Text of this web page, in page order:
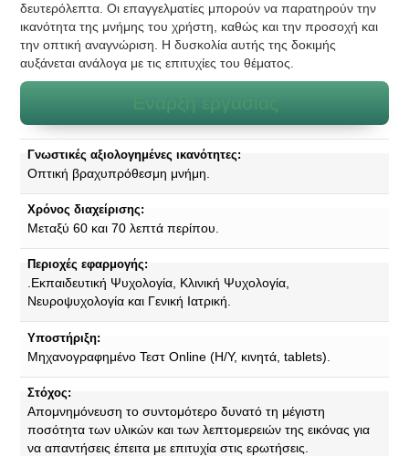
δευτερόλεπτα. Οι επαγγελματίες μπορούν να παρατηρούν την
ικανότητα της μνήμης του χρήστη, καθώς και την προσοχή και
την οπτική αναγνώριση. Η δυσκολία αυτής της δοκιμής
αυξάνεται ανάλογα με τις επιτυχίες του θέματος.
Γνωστικές αξιολογημένες ικανότητες:
Οπτική βραχυπρόθεσμη μνήμη.
Χρόνος διαχείρισης:
Μεταξύ 60 και 70 λεπτά περίπου.
Περιοχές εφαρμογής:
.Εκπαιδευτική Ψυχολογία, Κλινική Ψυχολογία,
Νευροψυχολογία και Γενική Ιατρική.
Υποστήριξη:
Mηχανογραφημένο Τεστ Online (H/Y, κινητά, tablets).
Στόχος:
Απομνημόνευση το συντομότερο δυνατό τη μέγιστη
ποσότητα των υλικών και των λεπτομερειών της εικόνας για
να απαντήσεις έπειτα με επιτυχία στις ερωτήσεις.